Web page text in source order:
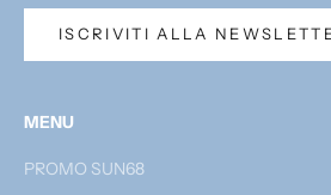
ISCRIVITI ALLA
MENU
PROMO SUN68